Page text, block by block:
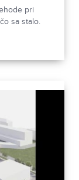
pri
sa stalo.